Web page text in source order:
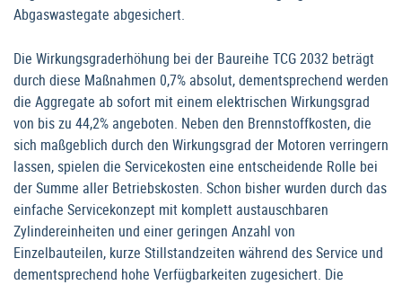
Abgaswastegate abgesichert.
Die Wirkungsgraderhöhung bei der Baureihe TCG 2032 beträgt
durch diese Maßnahmen 0,7% absolut, dementsprechend werden
die Aggregate ab sofort mit einem elektrischen Wirkungsgrad
von bis zu 44,2% angeboten. Neben den Brennstoffkosten, die
sich maßgeblich durch den Wirkungsgrad der Motoren verringern
lassen, spielen die Servicekosten eine entscheidende Rolle bei
der Summe aller Betriebskosten. Schon bisher wurden durch das
einfache Servicekonzept mit komplett austauschbaren
Zylindereinheiten und einer geringen Anzahl von
Einzelbauteilen, kurze Stillstandzeiten während des Service und
dementsprechend hohe Verfügbarkeiten zugesichert. Die